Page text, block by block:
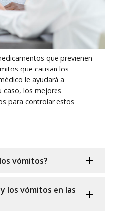
que previenen
que causan los
le ayudará a
caso, los mejores
para controlar estos
vómitos?
los vómitos en las